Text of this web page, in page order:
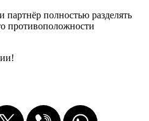
партнёр полностью разделять
противоположности